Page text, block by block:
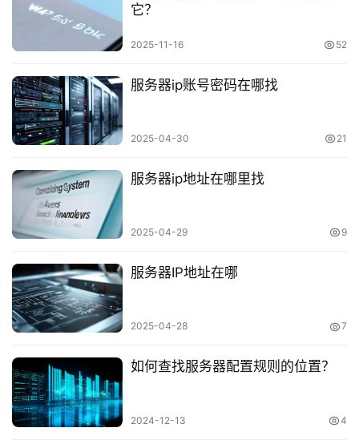
中
技
教
程
站
运
维
虚
拟
主
机
它？
2025-11-16 52
服务器ip账号密码在哪找
2025-04-30 21
服务器ip地址在哪里找
2025-04-29 9
服务器IP地址在哪
2025-04-28 7
如何查找服务器配置规则的位置？
2024-12-13 4